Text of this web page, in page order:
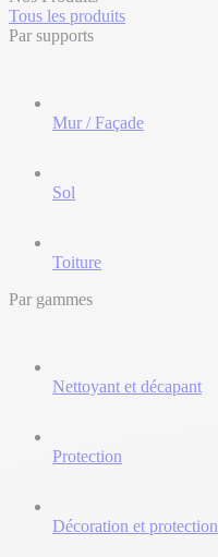
Tous les produits
Par supports
Mur / Façade
Sol
Toiture
Par gammes
Nettoyant et décapant
Protection
Décoration et protection